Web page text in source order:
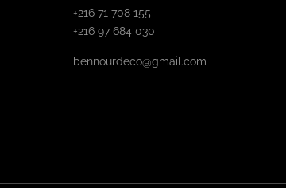
+216 71 708 155
+216 97 684 030
bennourdeco@gmail.com